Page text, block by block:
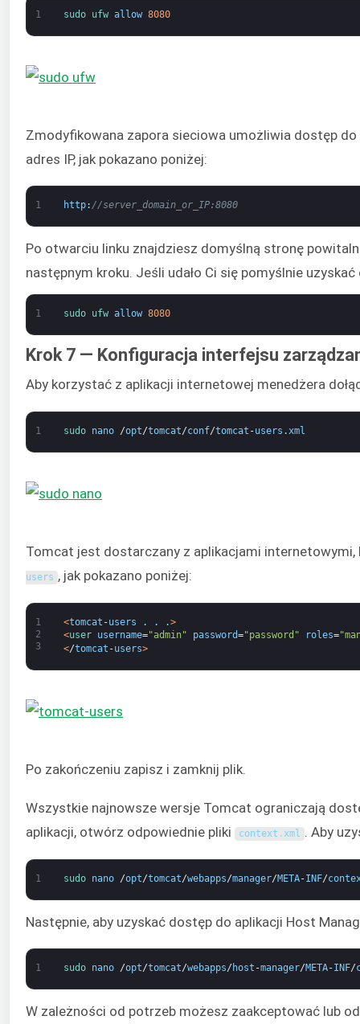
1 sudo ufw allow 8080
Zmodyfikowana zapora sieciowa umożliwia dostęp
adres IP, jak pokazano poniżej:
1 http: //server_domain_or_IP:8080
Po otwarciu linku znajdziesz domyślną stronę
następnym kroku. Jeśli udało Ci się pomyślnie
1 sudo ufw allow 8080
Krok 7 — Konfiguracja interfejsu
Aby korzystać z aplikacji internetowej menedżera
1 sudo nano /opt/tomcat/conf/tomcat -users . xml
Tomcat jest dostarczany z aplikacjami
users , jak pokazano poniżej:
1
2
3
<tomcat -users . . .>
<user username="admin" password="password" roles=
</tomcat -users>
Po zakończeniu zapisz i zamknij plik.
Wszystkie najnowsze wersje Tomcat ograniczają
aplikacji, otwórz odpowiednie pliki
context .xml . Aby
1 sudo nano /opt/tomcat/webapps/manager/META-INF/
Następnie, aby uzyskać dostęp do aplikacji Host
1 sudo nano /opt/tomcat/webapps/ host -manager/META-INF/
W zależności od potrzeb możesz zaakceptować lub